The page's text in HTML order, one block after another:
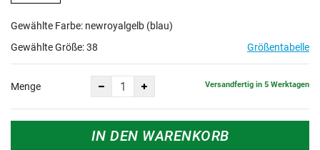
Gewählte Farbe: newroyalgelb (blau)
Gewählte Größe:38 Größentabelle
Menge Versandfertig in 5 Werktagen
IN DEN WARENKORB